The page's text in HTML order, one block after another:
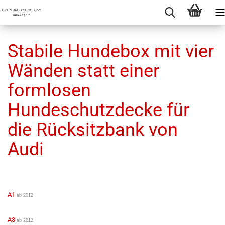
Stabile Hundebox mit vier
Wänden statt einer
formlosen
Hundeschutzdecke für
die Rücksitzbank von
Audi
A1 ab 2012
A3 ab 2012